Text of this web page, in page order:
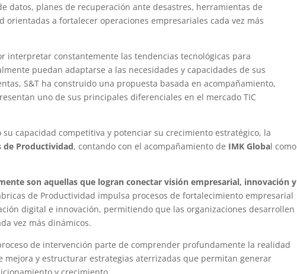
datos, planes de recuperación ante desastres, herramientas de
orientadas a fortalecer operaciones empresariales cada vez más
interpretar constantemente las tendencias tecnológicas para
puedan adaptarse a las necesidades y capacidades de sus
S&T ha construido una propuesta basada en acompañamiento,
uno de sus principales diferenciales en el mercado TIC
capacidad competitiva y potenciar su crecimiento estratégico, la
de Productividad, contando con el acompañamiento de IMK Global como
son aquellas que logran conectar visión empresarial, innovación y
de Productividad impulsa procesos de fortalecimiento empresarial
digital e innovación, permitiendo que las organizaciones desarrollen
vez más dinámicos.
de intervención parte de comprender profundamente la realidad
y estructurar estrategias aterrizadas que permitan generar